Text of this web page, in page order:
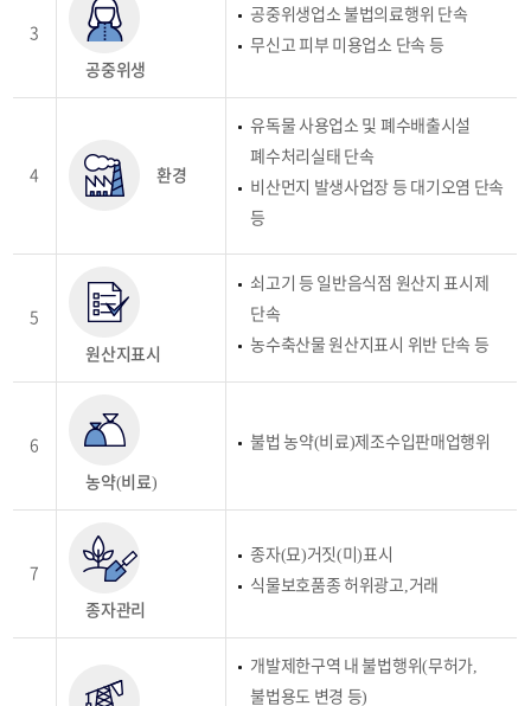
위법행위등의
제공합니다.
3
공중위생
공중위생업소 불법의료행위 단속
무신고 피부 미용업소 단속 등
4 환경
유독물 사용업소 및 폐수배출시설
폐수처리실태 단속
비산먼지 발생사업장 등 대기오염 단속
등
5
원산지표시
쇠고기 등 일반음식점 원산지 표시제
단속
농수축산물 원산지표시 위반 단속 등
6
농약(비료)
불법 농약(비료)제조수입판매업행위
7
종자관리
종자(묘)거짓(미)표시
식물보호품종 허위광고,거래
개발제한구역 내 불법행위(무허가,
불법용도 변경 등)